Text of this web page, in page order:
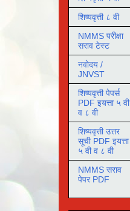
शिष्यवृत्ती ८ वी
NMMS परीक्षा
सराव टेस्ट
नवोदय /
JNVST
शिष्यवृत्ती पेपर्स
PDF इयत्ता ५ वी
व ८ वी
शिष्यवृत्ती उत्तर
सूची PDF इयत्ता
५ वी व ८ वी
NMMS सराव
पेपर PDF